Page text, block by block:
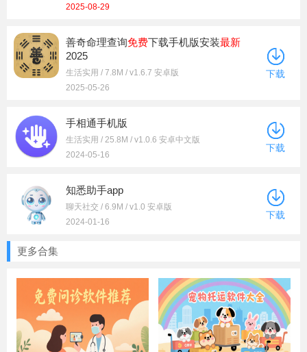
2025-08-29
善奇命理查询免费下载手机版安装最新
2025
生活实用 / 7.8M / v1.6.7 安卓版
2025-05-26
下载
手相通手机版
生活实用 / 25.8M / v1.0.6 安卓中文版
2024-05-16
下载
知悉助手app
聊天社交 / 6.9M / v1.0 安卓版
2024-01-16
下载
更多合集